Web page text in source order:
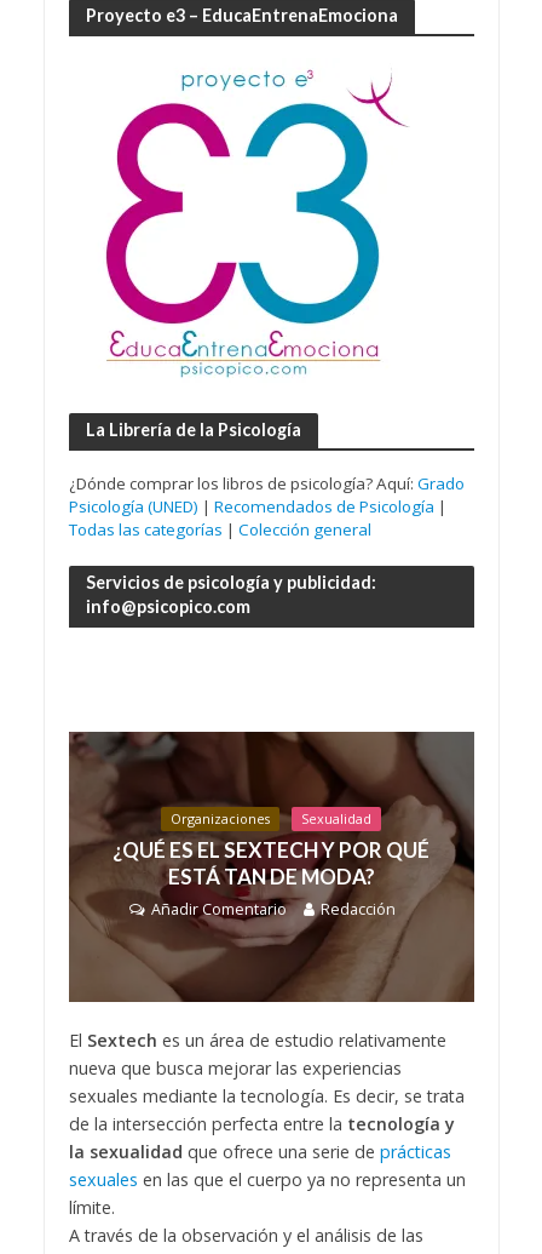
Proyecto e3 – EducaEntrenaEmociona
La Librería de la Psicología
¿Dónde comprar los libros de psicología? Aquí: Grado
Psicología (UNED) | Recomendados de Psicología |
Todas las categorías | Colección general
Servicios de psicología y publicidad:
info@psicopico.com
Organizaciones Sexualidad
¿QUÉ ES EL SEXTECH Y POR QUÉ
ESTÁ TAN DE MODA?
Añadir Comentario Redacción
El Sextech es un área de estudio relativamente
nueva que busca mejorar las experiencias
sexuales mediante la tecnología. Es decir, se trata
de la intersección perfecta entre la tecnología y
la sexualidad que ofrece una serie de prácticas
sexuales en las que el cuerpo ya no representa un
límite.
A través de la observación y el análisis de las